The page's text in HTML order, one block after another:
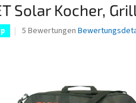
Solar Kocher,
Die
5
5 Bewertungen